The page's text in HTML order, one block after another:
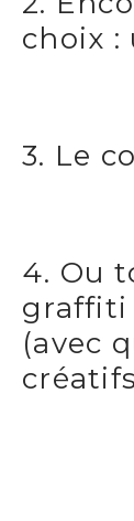
choix :
3. Le
4. Ou
graffiti
(avec